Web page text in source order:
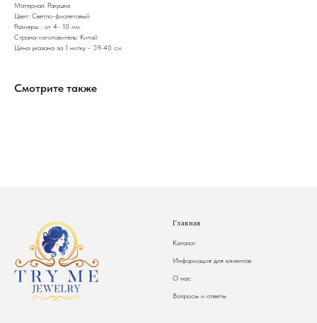
Материал: Ракушка
Цвет: Светло-фиолетовый
Размеры : от 4- 10 мм
Страна-изготовитель: Китай
Цена указана за 1 нитку - 39-40 см
Смотрите также
Главная
Каталог
Информация для клиентов
О нас
Вопросы и ответы